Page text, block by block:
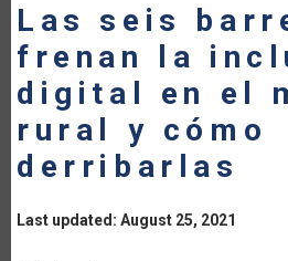
Las seis
frenan la
digital en el
rural y cómo
derribarlas
Last updated: August 25, 2021